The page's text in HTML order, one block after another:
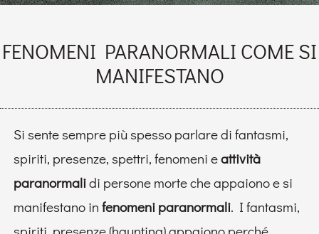
FENOMENI PARANORMALI COME SI
MANIFESTANO
Si sente sempre più spesso parlare di fantasmi,
spiriti, presenze, spettri, fenomeni eattività
paranormalidi persone morte che appaiono e si
manifestano infenomeni paranormali. I fantasmi,